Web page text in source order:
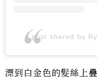
A post shared by
漂到白金色的髮絲上